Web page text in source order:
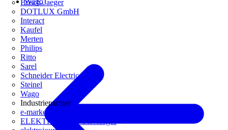
Busch-Jaeger
DOTLUX GmbH
Interact
Kaufel
Merten
Philips
Ritto
Sarel
Schneider Electric
Steinel
Wago
Industriepartner
e-marke
ELEKTRO Daten Serviceges